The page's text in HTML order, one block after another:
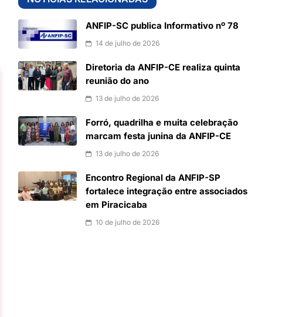
ANFIP-SC publica Informativo nº 78
14 de julho de 2026
Diretoria da ANFIP-CE realiza quinta
reunião do ano
13 de julho de 2026
Forró, quadrilha e muita celebração
marcam festa junina da ANFIP-CE
13 de julho de 2026
Encontro Regional da ANFIP-SP
fortalece integração entre associados
em Piracicaba
10 de julho de 2026